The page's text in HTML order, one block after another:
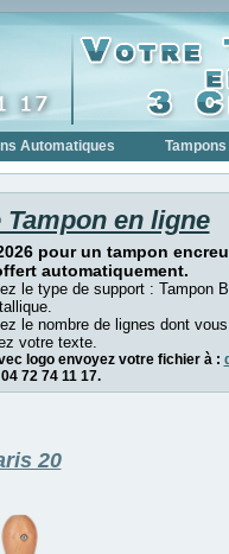
Automatiques
en ligne
pour un tampon
automatiquement.
le type de support : Tampon
le nombre de lignes dont
votre texte.
logo envoyez votre fichier à :
72 74 11 17.
20